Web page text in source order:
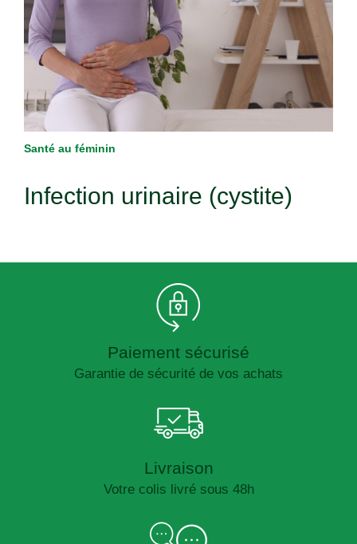
Santé au féminin
Infection urinaire (cystite)
Paiement sécurisé
Garantie de sécurité de vos achats
Livraison
Votre colis livré sous 48h